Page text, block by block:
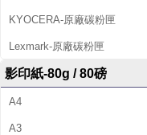
KYOCERA-原廠碳粉匣
Lexmark-原廠碳粉匣
影印紙-80g / 80磅
A4
A3